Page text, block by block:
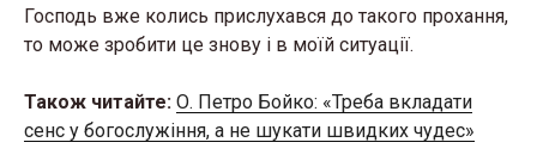
Господь вже колись прислухався до такого прохання,
то може зробити це знову і в моїй ситуації.
Також читайте: О. Петро Бойко: «Треба вкладати
сенс у богослужіння, а не шукати швидких чудес»